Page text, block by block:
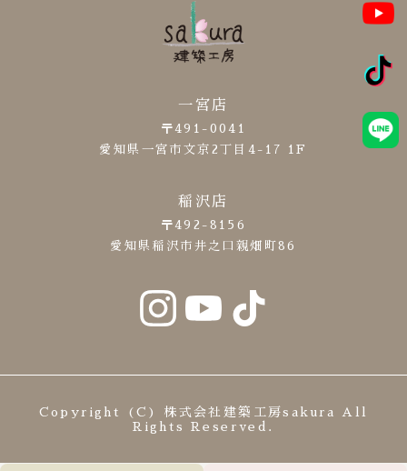
一宮店
〒491-0041
愛知県一宮市文京2丁目4-17 1F
稲沢店
〒492-8156
愛知県稲沢市井之口親畑町86
Copyright (C) 株式会社建築工房sakura All
Rights Reserved.